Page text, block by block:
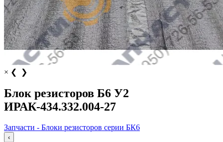
× ❮ ❯
Блок резисторов Б6 У2
ИРАК-434.332.004-27
Запчасти - Блоки резисторов серии БК6
‹